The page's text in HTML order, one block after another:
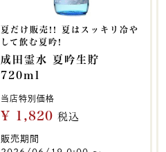
夏だけ販売!! 夏はスッキリ冷や
して飲む夏吟!
成田霊水 夏吟生貯
720ml
当店特別価格
¥ 1,820 税込
販売期間